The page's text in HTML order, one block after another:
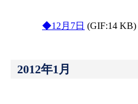
◆12月7日 (GIF:14 KB)
2012年1月